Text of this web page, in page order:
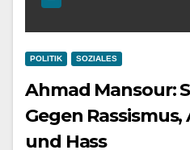
POLITIK SOZIALES
Ahmad Mansour:
Gegen
und Hass